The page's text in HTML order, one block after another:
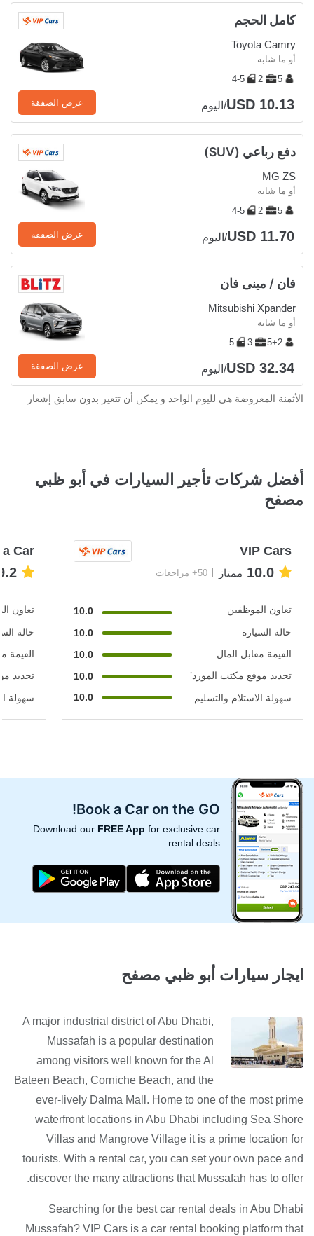
كامل الحجم
Toyota Camry
أو ما شابه
5
2
4-5
USD 10.13/اليوم عرض الصفقة
دفع رباعي (SUV)
MG ZS
أو ما شابه
5
2
4-5
USD 11.70/اليوم عرض الصفقة
فان / مينى فان
Mitsubishi Xpander
أو ما شابه
5+2
3
5
USD 32.34/اليوم عرض الصفقة
الأثمنة المعروضة هي لليوم الواحد و يمكن أن تتغير بدون سابق إشعار
أفضل شركات تأجير السيارات في أبو ظبي
مصفح
VIP Cars
10.0 ممتاز 50+ مراجعات
تعاون الموظفين
10.0
حالة السيارة
10.0
القيمة مقابل المال
10.0
تحديد موقع مكتب المورد’
10.0
سهولة الاستلام والتسليم
10.0
Car
تعاون
حالة
القيمة
تحديد
سهولة
Book a Car on the GO!
Download our FREE App for exclusive car
rental deals.
ايجار سيارات أبو ظبي مصفح
A major industrial district of Abu Dhabi,
Mussafah is a popular destination
among visitors well known for the Al
Bateen Beach, Corniche Beach, and the
ever-lively Dalma Mall. Home to one of the most prime
waterfront locations in Abu Dhabi including Sea Shore
Villas and Mangrove Village it is a prime location for
tourists. With a rental car, you can set your own pace and
discover the many attractions that Mussafah has to offer.
Searching for the best car rental deals in Abu Dhabi
Mussafah? VIP Cars is a car rental booking platform that